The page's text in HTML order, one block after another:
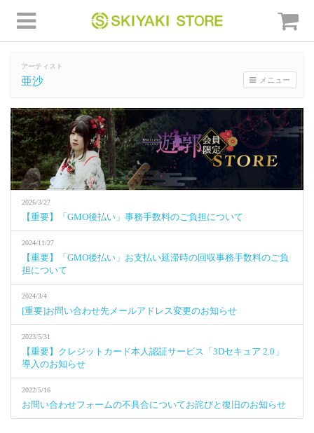
アーティスト
亜沙 メニュー
2026/3/27
【重要】「GMO後払い」事務手数料のご負担について
2024/11/27
【重要】「GMO後払い」お支払い延滞時の回収事務手数料のご負
担について
2024/3/4
[重要]お問い合わせ先メールアドレス変更のお知らせ
2023/5/31
【重要】クレジットカード本人認証サービス「3Dセキュア 2.0」
導入のお知らせ
2022/5/16
お問い合わせフォームの不具合についてお詫びと復旧のお知らせ